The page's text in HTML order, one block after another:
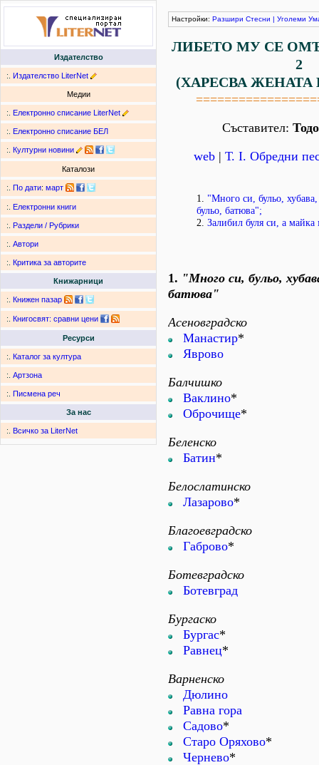
Издателство
:. Издателство LiterNet
Медии
:. Електронно списание LiterNet
:. Електронно списание БЕЛ
:. Културни новини
Каталози
:. По дати: март
:. Електронни книги
:. Раздели / Рубрики
:. Автори
:. Критика за авторите
Книжарници
:. Книжен пазар
:. Книгосвят: сравни цени
Ресурси
:. Каталог за култура
:. Артзона
:. Писмена реч
За нас
:. Всичко за LiterNet
Настройки: Разшири Стесни | Уголеми
ЛИБЕТО МУ СЕ
2
(ХАРЕСВА ЖЕНАТА
Съставител:
web | Т. І. Обредни
1. "Много си, бульо,
бульо, батюва";
2. Залибил буля си, а майка
1. "Много си, бульо,
батюва"
Асеновградско
Манастир*
Яврово
Балчишко
Ваклино*
Оброчище*
Беленско
Батин*
Белослатинско
Лазарово*
Благоевградско
Габрово*
Ботевградско
Ботевград
Бургаско
Бургас*
Равнец*
Варненско
Дюлино
Равна гора
Садово*
Старо Оряхово*
Чернево*